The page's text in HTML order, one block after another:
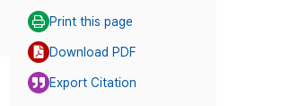
Print this page
Download PDF
Export Citation